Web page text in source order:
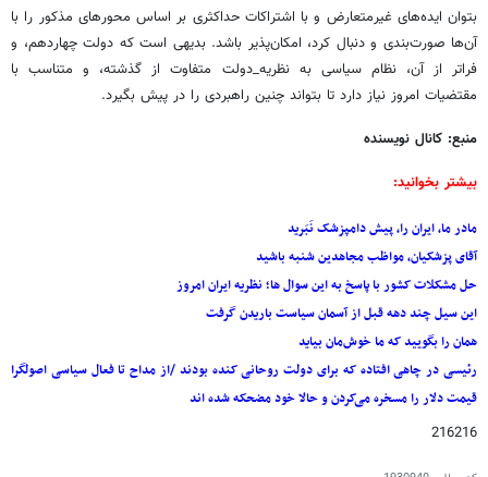
بتوان ایده‌های غیرمتعارض و با اشتراکات حداکثری بر اساس محورهای مذکور را با
آن‌ها صورت‌بندی و دنبال کرد، امکان‌پذیر باشد. بدیهی است که دولت چهاردهم، و
فراتر از آن، نظام سیاسی به نظریه_دولت متفاوت از گذشته، و متناسب با
مقتضیات امروز نیاز دارد تا بتواند چنین راهبردی را در پیش بگیرد.
منبع: کانال نویسنده
بیشتر بخوانید:
مادر ما، ایران را، پیش دامپزشک نَبَرید
آقای پزشکیان، مواظب مجاهدین شنبه باشید
حل مشکلات کشور با پاسخ به این سوال ها؛ نظریه ایران امروز
این سیل چند دهه قبل از آسمان سیاست باریدن گرفت
همان را بگویید که ما خوش‌مان بیاید
رئیسی در چاهی افتاده که برای دولت روحانی کنده بودند /از مداح تا فعال سیاسی اصولگرا
قیمت دلار را مسخره می‌کردن و حالا خود مضحکه شده اند
216216